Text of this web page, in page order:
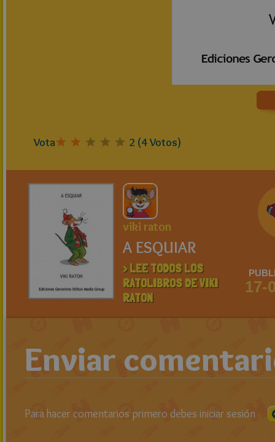
Vota 2 (4Votos)
viki raton
A ESQUIAR
> LEE TODOS LOS
RATOLIBROS DE VIKI
RATON
17-
Enviar
Para hacer comentarios primero debes iniciar sesión